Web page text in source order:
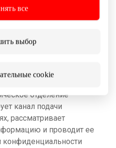
все
выбор
cookie
о защите заявителей
т. е. сообщения можно
указанными в
отделение
канал подачи
рассматривает
и проводит ее